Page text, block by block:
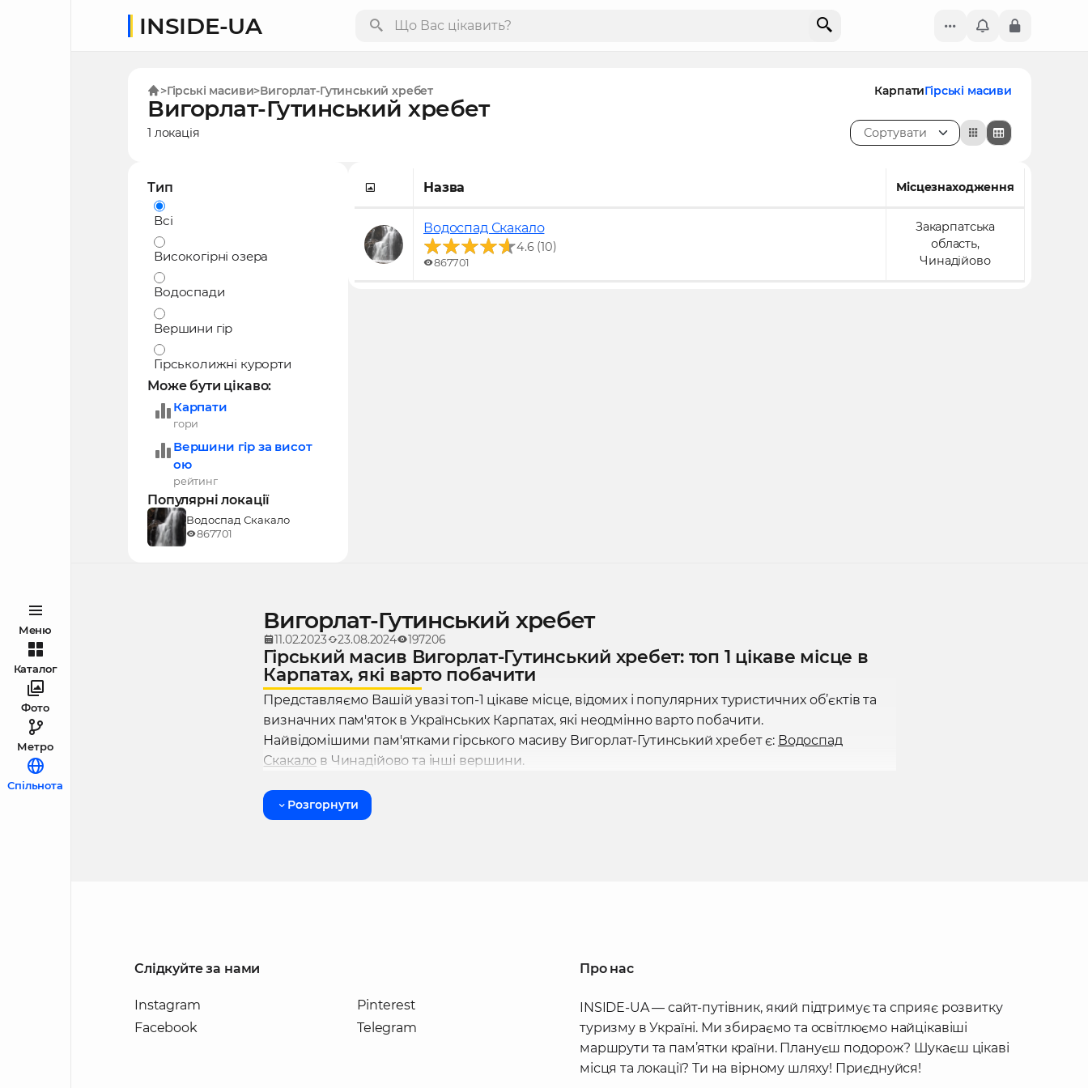
Меню
Каталог
Фото
Метро
Спільнота
INSIDE-UA
Гірські масиви Вигорлат-Гутинський хребет КарпатиГірські масиви
Вигорлат-Гутинський хребет
1 локація Сортувати
Тип
Всі
Високогірні озера
Водоспади
Вершини гір
Гірськолижні курорти
Може бути цікаво:
Карпати
гори
Вершини гір за висот
ою
рейтинг
Популярні локації
Водоспад Скакало
867701
Назва Місцезнаходження
Водоспад Скакало
4.6(10)
867701
Закарпатська
область,
Чинадійово
Вигорлат-Гутинський хребет
11.02.2023 23.08.2024 197206
Гірський масив Вигорлат-Гутинський хребет: топ 1 цікаве місце в
Карпатах, які варто побачити
Представляємо Вашій увазі топ-1 цікаве місце, відомих і популярних туристичних об’єктів та
визначних пам'яток в Українських Карпатах, які неодмінно варто побачити.
Найвідомішими пам'ятками гірського масиву Вигорлат-Гутинський хребет є: Водоспад
Скакало в Чинадійово та інші вершини.
Розгорнути
Слідкуйте за нами
Instagram
Facebook
Pinterest
Telegram
Про нас
INSIDE-UA — сайт-путівник, який підтримує та сприяє розвитку
туризму в Україні. Ми збираємо та освітлюємо найцікавіші
маршрути та пам’ятки країни. Плануєш подорож? Шукаєш цікаві
місця та локації? Ти на вірному шляху! Приєднуйся!